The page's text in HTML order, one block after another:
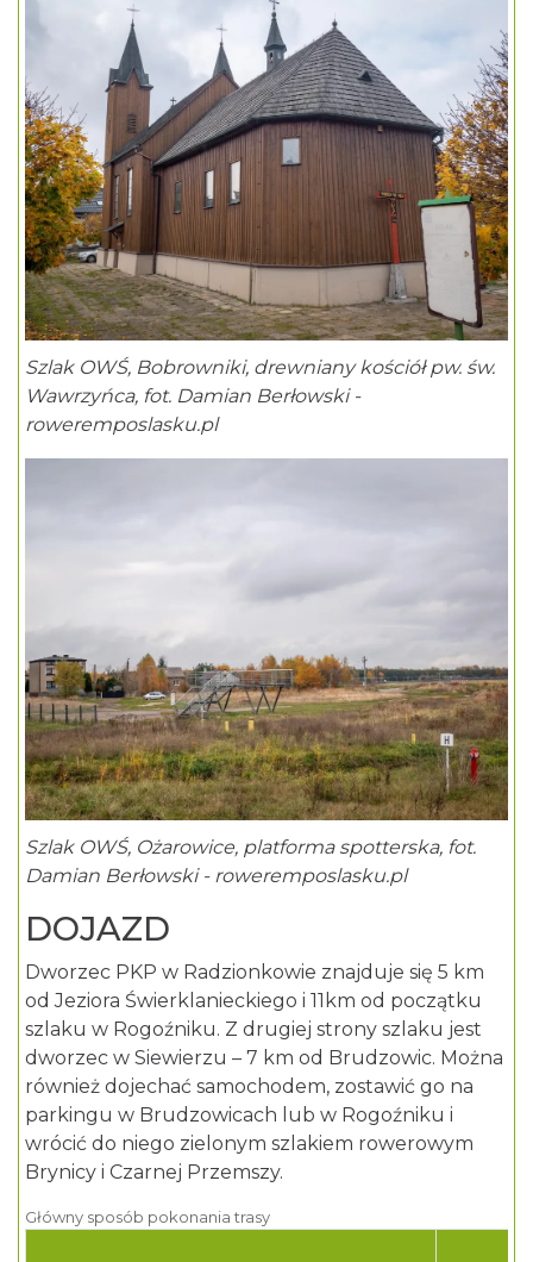
Szlak OWŚ, Bobrowniki, drewniany kościół pw. św.
Wawrzyńca, fot. Damian Berłowski -
roweremposlasku.pl
Szlak OWŚ, Ożarowice, platforma spotterska, fot.
Damian Berłowski - roweremposlasku.pl
DOJAZD
Dworzec PKP w Radzionkowie znajduje się 5 km
od Jeziora Świerklanieckiego i 11km od początku
szlaku w Rogoźniku. Z drugiej strony szlaku jest
dworzec w Siewierzu – 7 km od Brudzowic. Można
również dojechać samochodem, zostawić go na
parkingu w Brudzowicach lub w Rogoźniku i
wrócić do niego zielonym szlakiem rowerowym
Brynicy i Czarnej Przemszy.
Główny sposób pokonania trasy